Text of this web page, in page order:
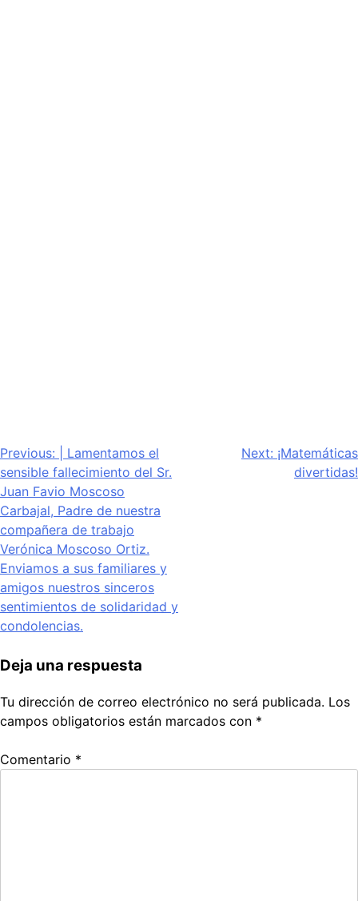
Navegación
de
entradas
Previous:
| Lamentamos el
sensible fallecimiento del Sr.
Juan Favio Moscoso
Carbajal, Padre de nuestra
compañera de trabajo
Verónica Moscoso Ortiz.
Enviamos a sus familiares y
amigos nuestros sinceros
sentimientos de solidaridad y
condolencias.
Next: ¡Matemáticas
divertidas!
Deja una respuesta
Tu dirección de correo electrónico no será publicada. Los
campos obligatorios están marcados con *
Comentario *